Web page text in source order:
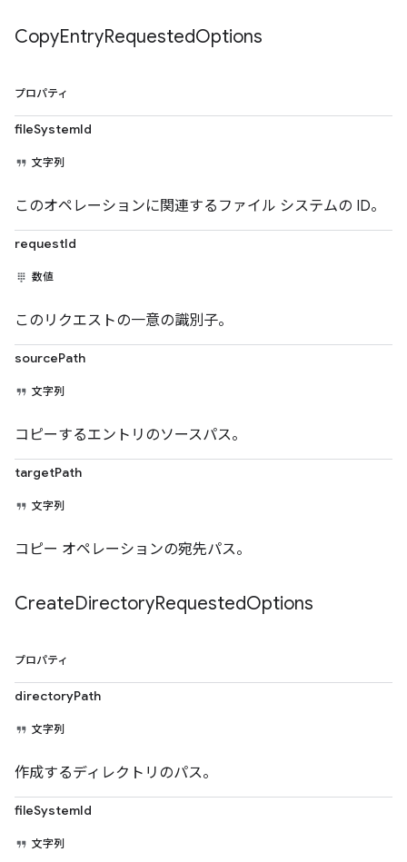
CopyEntryRequestedOptions
プロパティ
fileSystemId
文字列
このオペレーションに関連するファイル システムの ID。
requestId
数値
このリクエストの一意の識別子。
sourcePath
文字列
コピーするエントリのソースパス。
targetPath
文字列
コピー オペレーションの宛先パス。
CreateDirectoryRequestedOptions
プロパティ
directoryPath
文字列
作成するディレクトリのパス。
fileSystemId
文字列